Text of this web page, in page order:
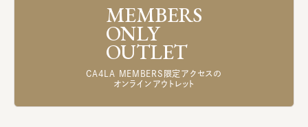
MEMBERS
ONLY
OUTLET
CA4LA MEMBERS限定アクセスの
オンラインアウトレット